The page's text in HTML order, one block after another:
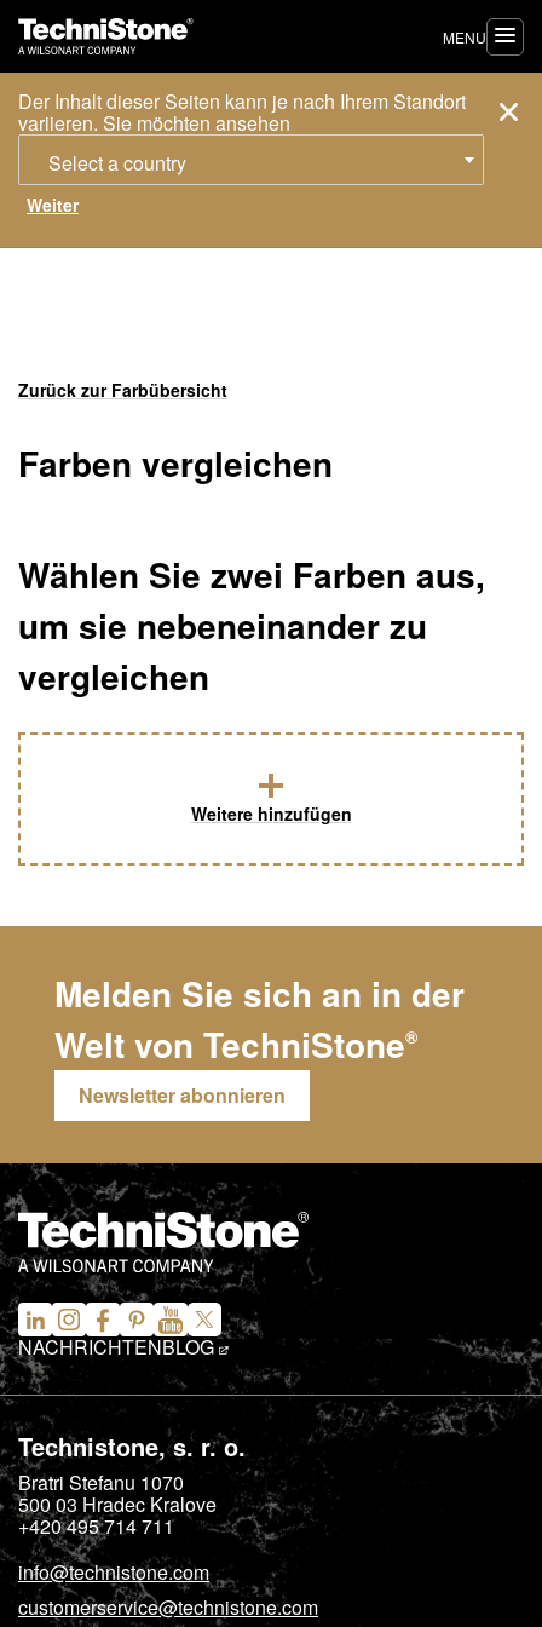
Der Inhalt dieser Seiten kann je nach Ihrem Standort
variieren. Sie möchten ansehen
Select a country
MENU
Zurück zur Farbübersicht
Farben vergleichen
Wählen Sie zwei Farben aus,
um sie nebeneinander zu
vergleichen
Weitere hinzufügen
Melden Sie sich an in der
Welt von TechniStone®
Newsletter abonnieren
NACHRICHTENBLOG
Technistone, s. r. o.
Bratri Stefanu 1070
500 03 Hradec Kralove
+420 495 714 711
info@technistone.com
customerservice@technistone.com